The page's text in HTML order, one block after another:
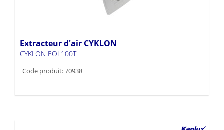
Extracteur d'air CYKLON
CYKLON EOL100T
Code produit: 70938